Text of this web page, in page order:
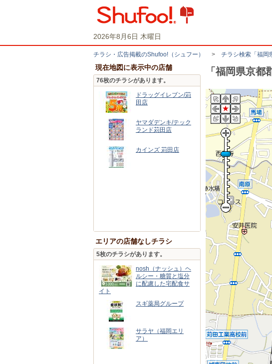
2026年8月6日 木曜日
チラシ・​広告掲載の​Shufoo!​（シュフー） > チラシ検索「福岡
「福岡県京
現在地図に表示中の店舗
76枚のチラシがあります。
ドラッグイレブン/苅
田店
ヤマダデンキ/テック
ランド苅田店
カインズ 苅田店
エリアの店舗なしチラシ
5枚のチラシがあります。
nosh（ナッシュ）ヘ
ルシー・糖質と塩分
に配慮した宅配食サ
イト
スギ薬局グループ
サラヤ（福岡エリ
ア）